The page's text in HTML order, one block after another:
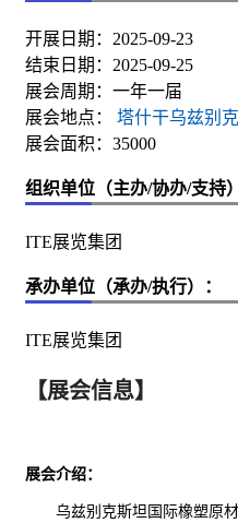
开展日期：2025-09-23
结束日期：2025-09-25
展会周期：一年一届
展会地点：
塔什干乌兹别
展会面积：35000
组织单位（主办/协办/支持）
ITE展览集团
承办单位（承办/执行）：
ITE展览集团
【展会信息】
展会介绍：
乌兹别克斯坦国际橡塑原